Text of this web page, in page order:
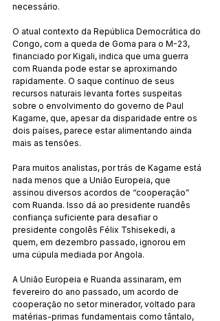
necessário.
O atual contexto da República Democrática do
Congo, com a queda de Goma para o M-23,
financiado por Kigali, indica que uma guerra
com Ruanda pode estar se aproximando
rapidamente. O saque contínuo de seus
recursos naturais levanta fortes suspeitas
sobre o envolvimento do governo de Paul
Kagame, que, apesar da disparidade entre os
dois países, parece estar alimentando ainda
mais as tensões.
Para muitos analistas, por trás de Kagame está
nada menos que a União Europeia, que
assinou diversos acordos de “cooperação”
com Ruanda. Isso dá ao presidente ruandês
confiança suficiente para desafiar o
presidente congolês Félix Tshisekedi, a
quem, em dezembro passado, ignorou em
uma cúpula mediada por Angola.
A União Europeia e Ruanda assinaram, em
fevereiro do ano passado, um acordo de
cooperação no setor minerador, voltado para
matérias-primas fundamentais como tântalo,